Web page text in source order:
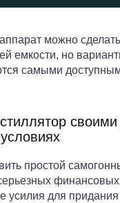
можно
емкости, но
самыми
своими
простой
усилия для придания